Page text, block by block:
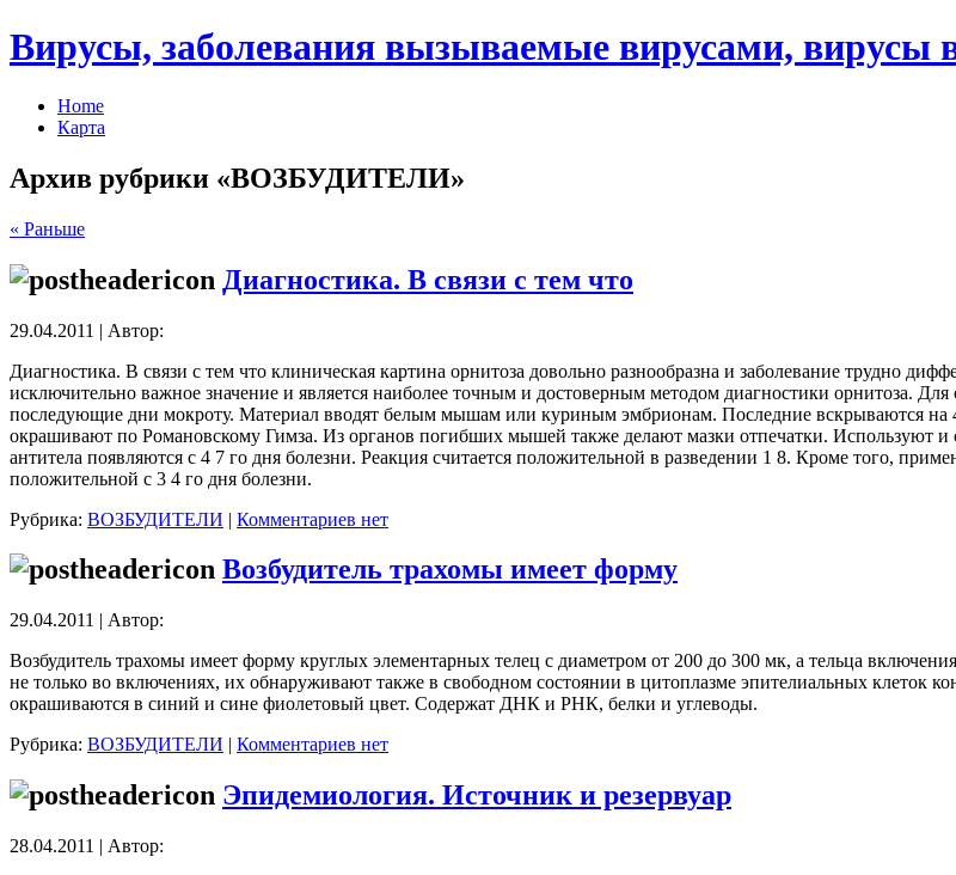
Вирусы, заболевания вызываемые вирусами, вирусы
Home
Карта
Архив рубрики «ВОЗБУДИТЕЛИ»
« Раньше
Диагностика. В связи с тем что
29.04.2011 | Автор:
Диагностика. В связи с тем что клиническая картина орнитоза довольно разнообразна и заболевание трудно
исключительно важное значение и является наиболее точным и достоверным методом диагностики орнитоза.
последующие дни мокроту. Материал вводят белым мышам или куриным эмбрионам. Последние вскрываются на
окрашивают по Романовскому Гимза. Из органов погибших мышей также делают мазки отпечатки. Используют
антитела появляются с 4 7 го дня болезни. Реакция считается положительной в разведении 1 8. Кроме того,
положительной с 3 4 го дня болезни.
Рубрика: ВОЗБУДИТЕЛИ | Комментариев нет
Возбудитель трахомы имеет форму
29.04.2011 | Автор:
Возбудитель трахомы имеет форму круглых элементарных телец с диаметром от 200 до 300 мк, а тельца
не только во включениях, их обнаруживают также в свободном состоянии в цитоплазме эпителиальных клеток
окрашиваются в синий и сине фиолетовый цвет. Содержат ДНК и РНК, белки и углеводы.
Рубрика: ВОЗБУДИТЕЛИ | Комментариев нет
Эпидемиология. Источник и резервуар
28.04.2011 | Автор: